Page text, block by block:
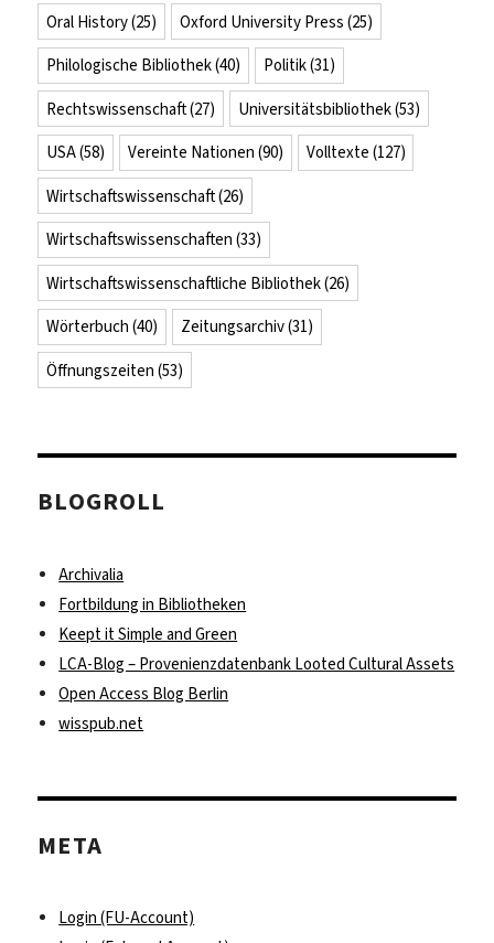
Oral History(25) Oxford University Press (25)
Philologische Bibliothek(40) Politik(31)
Rechtswissenschaft(27) Universitätsbibliothek(53)
USA(58) Vereinte Nationen (90) Volltexte (127)
Wirtschaftswissenschaft(26)
Wirtschaftswissenschaften (33)
Wirtschaftswissenschaftliche Bibliothek(26)
Wörterbuch (40) Zeitungsarchiv(31)
Öffnungszeiten (53)
BLOGROLL
Archivalia
Fortbildung in Bibliotheken
Keept it Simple and Green
LCA-Blog – Provenienzdatenbank Looted Cultural Assets
Open Access Blog Berlin
wisspub.net
META
Login (FU-Account)